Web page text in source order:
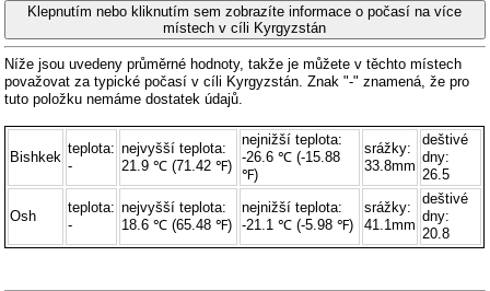
Klepnutím nebo kliknutím sem zobrazíte informace o počasí na více
místech v cíli Kyrgyzstán
Níže jsou uvedeny průměrné hodnoty, takže je můžete v těchto místech
považovat za typické počasí v cíli Kyrgyzstán. Znak "-" znamená, že pro
tuto položku nemáme dostatek údajů.
Bishkek
teplota:
-
nejvyšší teplota:
21.9 ℃ (71.42 ℉)
nejnižší teplota:
-26.6 ℃ (-15.88
℉)
srážky:
33.8mm
deštivé
dny:
26.5
Osh
teplota:
-
nejvyšší teplota:
18.6 ℃ (65.48 ℉)
nejnižší teplota:
-21.1 ℃ (-5.98 ℉)
srážky:
41.1mm
deštivé
dny:
20.8